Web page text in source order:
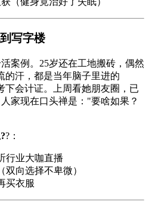
写字楼
案例。25岁还在工地搬砖，偶然
的汗，都是当年脑子里进的
下会计证。上周看她朋友圈，已
家现在口头禅是："要啥如果？
?：
行业大咖直播
双向选择不卑微）
买衣服